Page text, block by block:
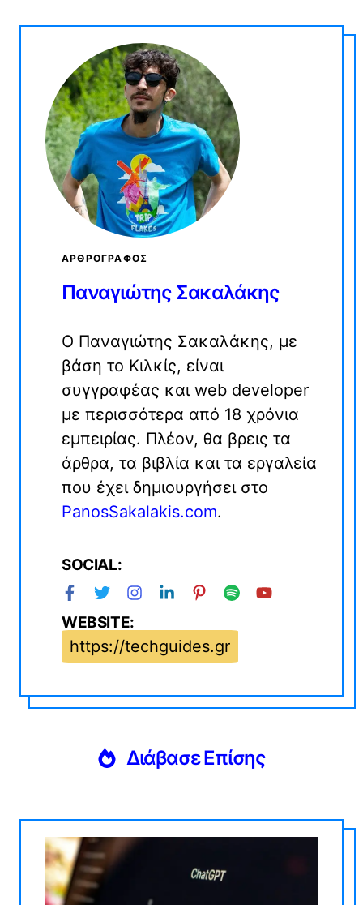
ΑΡΘΡΟΓΡΆΦΟΣ
Παναγιώτης Σακαλάκης
Ο Παναγιώτης Σακαλάκης, με
βάση το Κιλκίς, είναι
συγγραφέας και web developer
με περισσότερα από 18 χρόνια
εμπειρίας. Πλέον, θα βρεις τα
άρθρα, τα βιβλία και τα εργαλεία
που έχει δημιουργήσει στο
PanosSakalakis.com.
SOCIAL:
WEBSITE:
https://techguides.gr
Διάβασε Επίσης